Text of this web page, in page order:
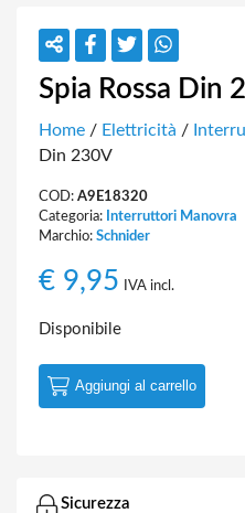
Spia Rossa Din
Home / Elettricità /
Din 230V
COD: A9E18320
Categoria: Interruttori Manovra
Marchio: Schnider
€ 9,95 IVA incl.
Disponibile
Aggiungi al carrello
Sicurezza